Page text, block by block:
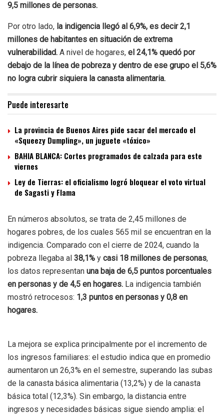
9,5 millones de personas.
Por otro lado, la indigencia llegó al 6,9%, es decir 2,1
millones de habitantes en situación de extrema
vulnerabilidad. A nivel de hogares, el 24,1% quedó por
debajo de la línea de pobreza y dentro de ese grupo el 5,6%
no logra cubrir siquiera la canasta alimentaria.
Puede interesarte
La provincia de Buenos Aires pide sacar del mercado el
«Squeezy Dumpling», un juguete «tóxico»
BAHIA BLANCA: Cortes programados de calzada para este
viernes
Ley de Tierras: el oficialismo logró bloquear el voto virtual
de Sagasti y Flama
En números absolutos, se trata de 2,45 millones de
hogares pobres, de los cuales 565 mil se encuentran en la
indigencia. Comparado con el cierre de 2024, cuando la
pobreza llegaba al 38,1% y casi 18 millones de personas,
los datos representan una baja de 6,5 puntos porcentuales
en personas y de 4,5 en hogares. La indigencia también
mostró retrocesos: 1,3 puntos en personas y 0,8 en
hogares.
La mejora se explica principalmente por el incremento de
los ingresos familiares: el estudio indica que en promedio
aumentaron un 26,3% en el semestre, superando las subas
de la canasta básica alimentaria (13,2%) y de la canasta
básica total (12,3%). Sin embargo, la distancia entre
ingresos y necesidades básicas sigue siendo amplia: el